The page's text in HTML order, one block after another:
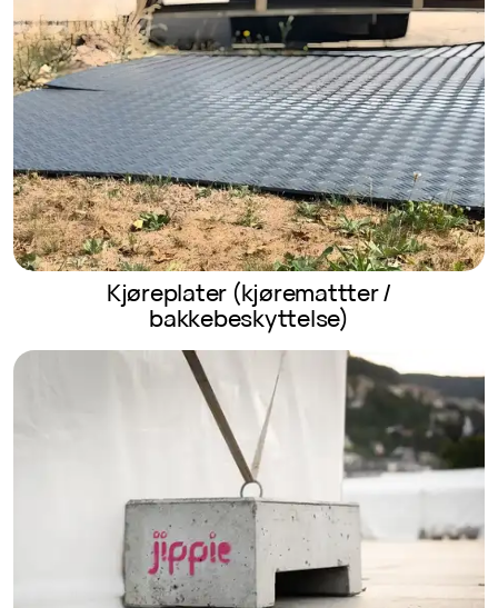
Kjøreplater (kjøremattter /
bakkebeskyttelse)